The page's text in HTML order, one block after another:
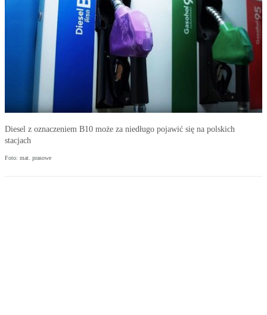
Diesel z oznaczeniem B10 może za niedługo pojawić się na polskich
stacjach
Foto: mat. prasowe